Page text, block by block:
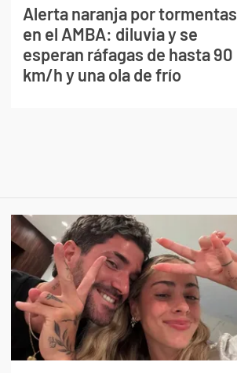
Alerta naranja por tormentas
en el AMBA: diluvia y se
esperan ráfagas de hasta 90
km/h y una ola de frío